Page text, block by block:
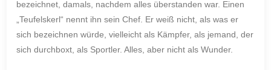
bezeichnet, damals, nachdem alles überstanden war. Einen
„Teufelskerl“ nennt ihn sein Chef. Er weiß nicht, als was er
sich bezeichnen würde, vielleicht als Kämpfer, als jemand, der
sich durchboxt, als Sportler. Alles, aber nicht als Wunder.